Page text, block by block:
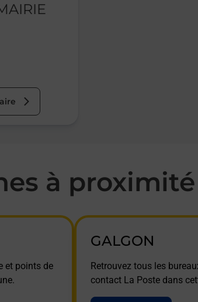
à proximité
et points de
GALGON
Retrouvez tous les
contact La Poste dans